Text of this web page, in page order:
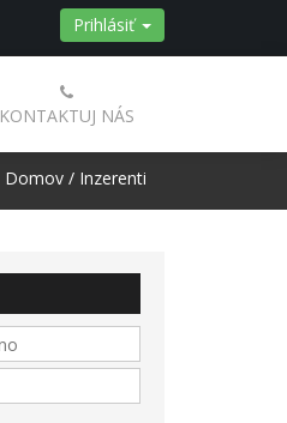
Prihlásiť
KONTAKTUJ NÁS
Domov / Inzerenti